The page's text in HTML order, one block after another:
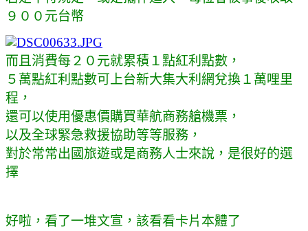
９００元台幣
而且消費每２０元就累積１點紅利點數，
５萬點紅利點數可上台新大集大利網兌換１萬哩里
程，
還可以使用優惠價購買華航商務艙機票，
以及全球緊急救援協助等等服務，
對於常常出國旅遊或是商務人士來說，是很好的選
擇
好啦，看了一堆文宣，該看看卡片本體了